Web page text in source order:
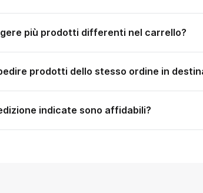
più prodotti differenti nel carrello?
prodotti dello stesso ordine in
indicate sono affidabili?